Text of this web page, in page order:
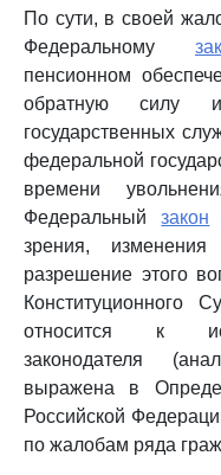
По сути, в своей
Федеральному
пенсионном
обратную силу
государственных
федеральной
времени
Федеральныйзакон
зрения,
разрешение этого
Конституционного
относится к
законодателя
выражена в
Российской
по жалобам ряда